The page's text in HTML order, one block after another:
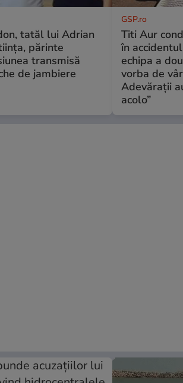
tatăl lui Adrian
părinte
transmisă
de jambiere
GSP.ro
Titi Aur
în
echipa a
vorba de
Adevărații
acolo”